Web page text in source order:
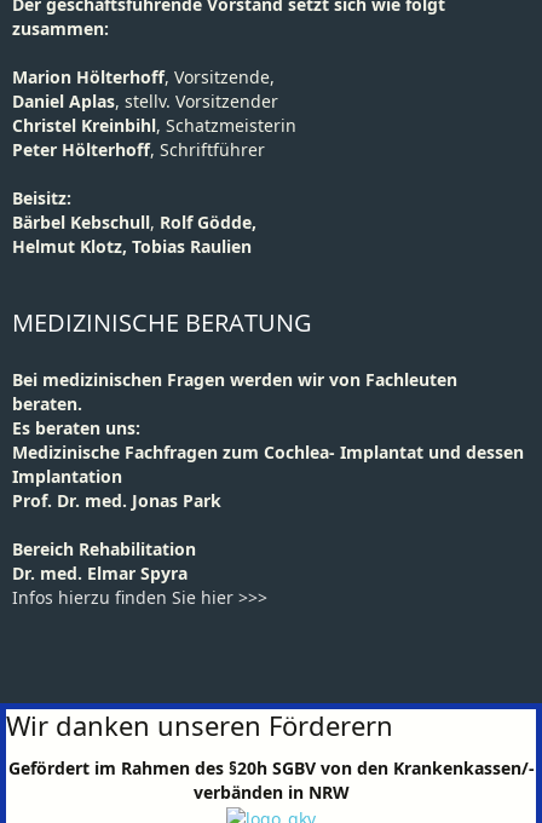
zusammen:
Marion Hölterhoff, Vorsitzende,
Daniel Aplas, stellv. Vorsitzender
Christel Kreinbihl, Schatzmeisterin
Peter Hölterhoff, Schriftführer
Beisitz:
Bärbel Kebschull, Rolf Gödde,
Helmut Klotz, Tobias Raulien
MEDIZINISCHE BERATUNG
Bei medizinischen Fragen werden wir von Fachleuten
beraten.
Es beraten uns:
Medizinische Fachfragen zum Cochlea- Implantat und dessen
Implantation
Prof. Dr. med. Jonas Park
Bereich Rehabilitation
Dr. med. Elmar Spyra
Infos hierzu finden Sie hier >>>
Wir danken unseren Förderern
Gefördert im Rahmen des §20h SGBV von den Krankenkassen/-
verbänden in NRW